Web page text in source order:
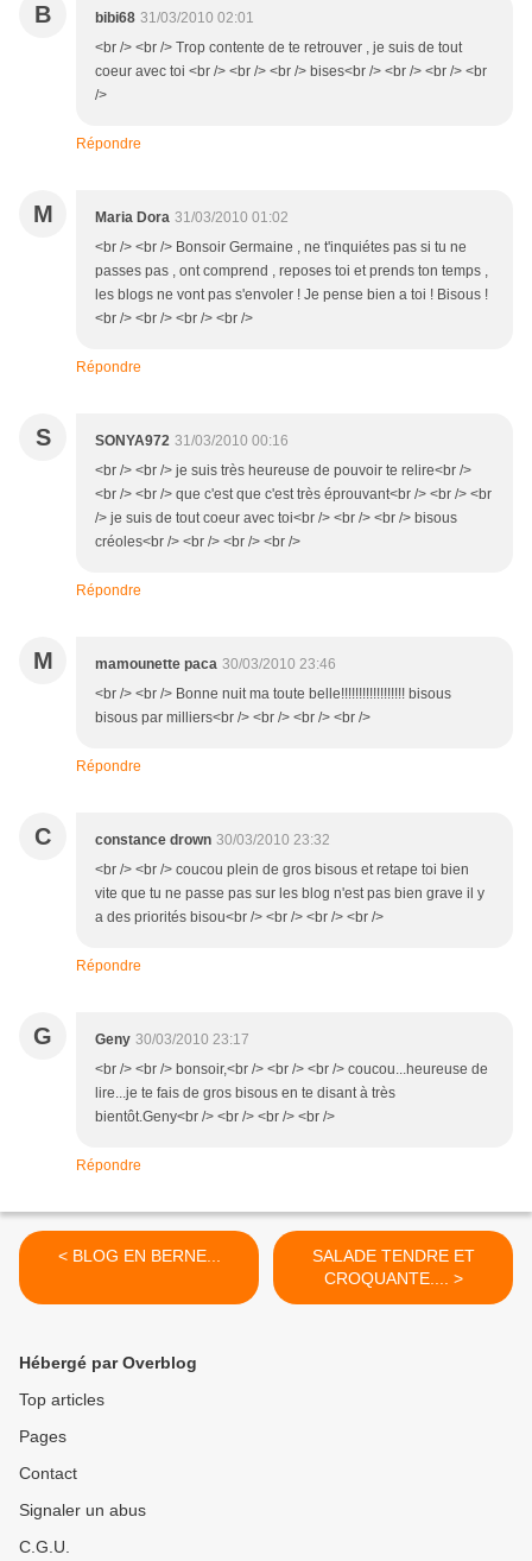
B bibi68 31/03/2010 02:01
<br /> <br /> Trop contente de te retrouver , je suis de tout
coeur avec toi <br /> <br /> <br /> bises<br /> <br /> <br /> <br
/>
Répondre
M Maria Dora 31/03/2010 01:02
<br /> <br /> Bonsoir Germaine , ne t'inquiétes pas si tu ne
passes pas , ont comprend , reposes toi et prends ton temps ,
les blogs ne vont pas s'envoler ! Je pense bien a toi ! Bisous !
<br /> <br /> <br /> <br />
Répondre
S SONYA972 31/03/2010 00:16
<br /> <br /> je suis très heureuse de pouvoir te relire<br />
<br /> <br /> que c'est que c'est très éprouvant<br /> <br /> <br
/> je suis de tout coeur avec toi<br /> <br /> <br /> bisous
créoles<br /> <br /> <br /> <br />
Répondre
M mamounette paca 30/03/2010 23:46
<br /> <br /> Bonne nuit ma toute belle!!!!!!!!!!!!!!!!!! bisous
bisous par milliers<br /> <br /> <br /> <br />
Répondre
C constance drown 30/03/2010 23:32
<br /> <br /> coucou plein de gros bisous et retape toi bien
vite que tu ne passe pas sur les blog n'est pas bien grave il y
a des priorités bisou<br /> <br /> <br /> <br />
Répondre
G Geny 30/03/2010 23:17
<br /> <br /> bonsoir,<br /> <br /> <br /> coucou...heureuse de
lire...je te fais de gros bisous en te disant à très
bientôt.Geny<br /> <br /> <br /> <br />
Répondre
< BLOG EN BERNE...
SALADE TENDRE ET
CROQUANTE.... >
Hébergé par Overblog
Top articles
Pages
Contact
Signaler un abus
C.G.U.